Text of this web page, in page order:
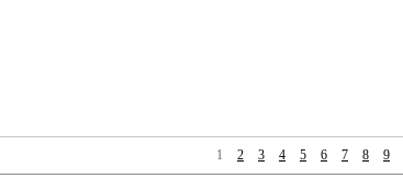
1 2 3 4 5 6 7 8 9